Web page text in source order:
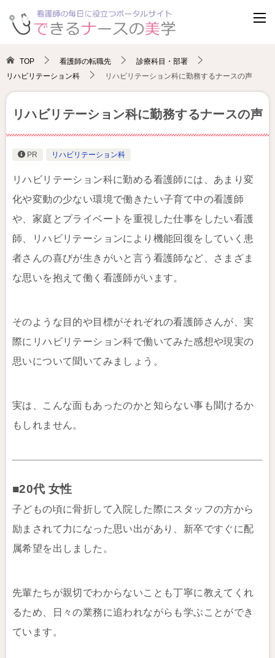
TOP 看護師の転職先
診療科目・部署
リハビリテーション科
リハビリテーション科に勤務するナースの声
リハビリテーション科に勤務するナースの声
PR リハビリテーション科
リハビリテーション科に勤める看護師には、あまり変
化や変動の少ない環境で働きたい子育て中の看護師
や、家庭とプライベートを重視した仕事をしたい看護
師、リハビリテーションにより機能回復をしていく患
者さんの喜びが生きがいと言う看護師など、さまざま
な思いを抱えて働く看護師がいます。
そのような目的や目標がそれぞれの看護師さんが、実
際にリハビリテーション科で働いてみた感想や現実の
思いについて聞いてみましょう。
実は、こんな面もあったのかと知らない事も聞けるか
もしれません。
■20代 女性
子どもの頃に骨折して入院した際にスタッフの方から
励まされて力になった思い出があり、新卒ですぐに配
属希望を出しました。
先輩たちが親切でわからないことも丁寧に教えてくれ
るため、日々の業務に追われながらも学ぶことができ
ています。